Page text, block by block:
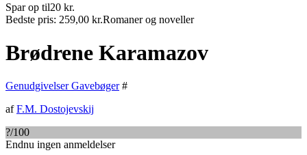
Spar op til20 kr.
Bedste pris: 259,00 kr.Romaner og noveller
Brødrene Karamazov
Genudgivelser Gavebøger #
afF.M. Dostojevskij
?/100
Endnu ingen anmeldelser